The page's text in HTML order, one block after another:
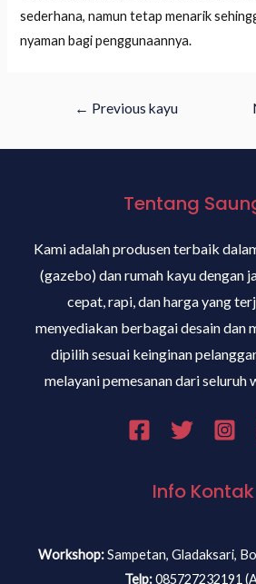
sederhana, namun tetap menarik
nyaman bagi penggunaannya.
← Previous kayu
Tentang
Kami adalah produsen terbaik
(gazebo) dan rumah kayu dengan
cepat, rapi, dan harga yang
menyediakan berbagai desain dan
dipilih sesuai keinginan
melayani pemesanan dari seluruh
Info Kontak
Workshop:Sampetan, Gladaksari,
Telp:085727232191